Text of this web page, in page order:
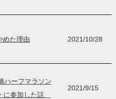
めた理由 2021/10/28
ハーフマラソン
に参加した話
2021/9/15